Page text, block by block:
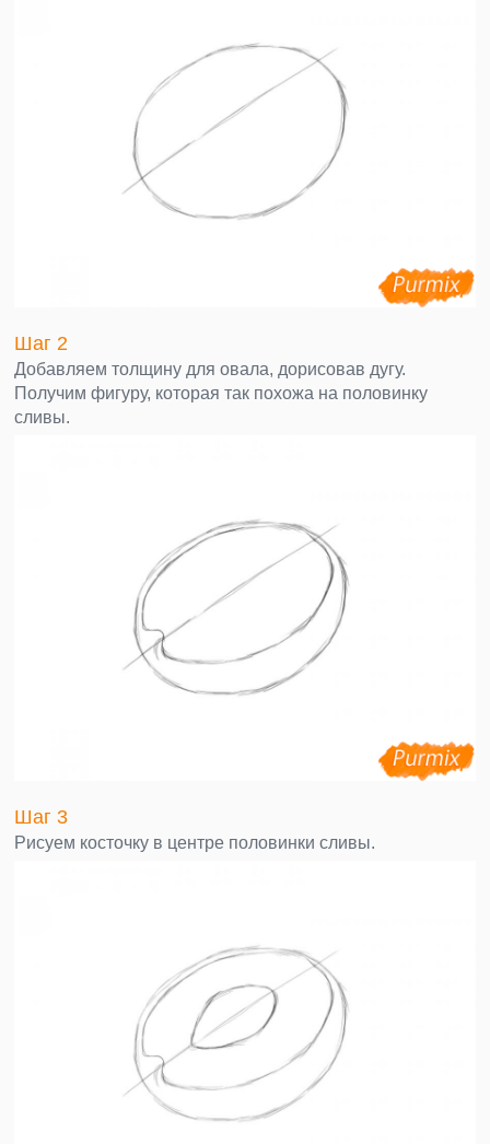
Шаг 2
Добавляем толщину для овала, дорисовав дугу.
Получим фигуру, которая так похожа на половинку
сливы.
Шаг 3
Рисуем косточку в центре половинки сливы.